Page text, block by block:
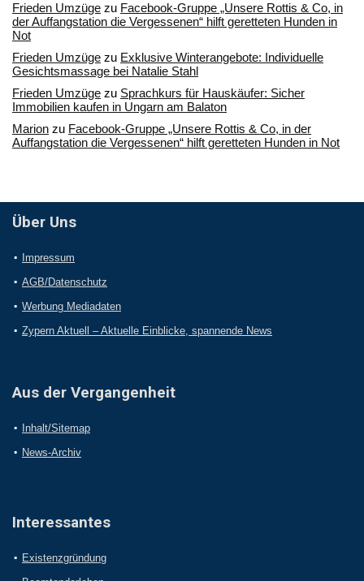
Frieden Umzüge zu Facebook-Gruppe „Unsere Rottis & Co, in
der Auffangstation die Vergessenen“ hilft geretteten Hunden in
Not
Frieden Umzüge zu Exklusive Winterangebote: Individuelle
Gesichtsmassage bei Natalie Stahl
Frieden Umzüge zu Sprachkurs für Hauskäufer: Sicher
Immobilien kaufen in Ungarn am Balaton
Marion zu Facebook-Gruppe „Unsere Rottis & Co, in der
Auffangstation die Vergessenen“ hilft geretteten Hunden in Not
Über Uns
Impressum
AGB/Datenschutz
Werbung Mediadaten
Zypern Aktuell – Aktuelle Einblicke, spannende News
Aus der Vergangenheit
Inhalt/Sitemap
News-Archiv
Interessantes
Existenzgründung